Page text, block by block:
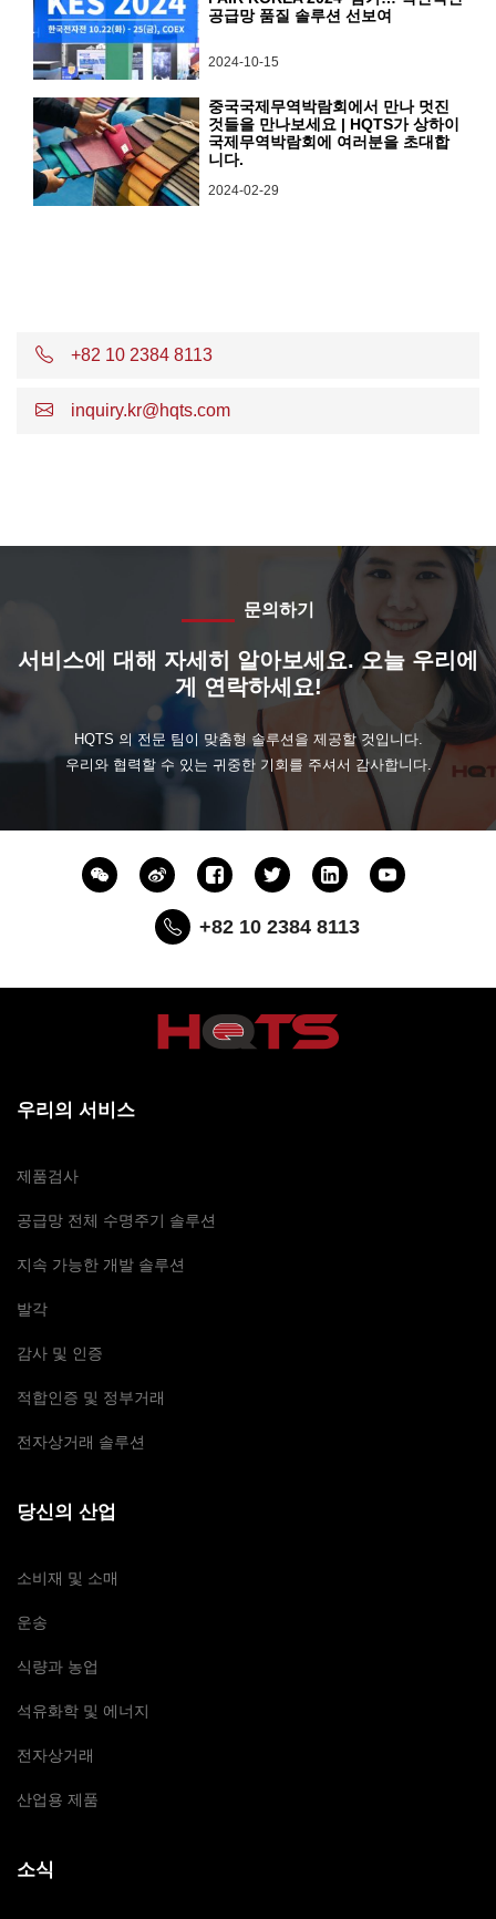
공급망 품질 솔루션 선보여
2024-10-15
중국국제무역박람회에서 만나 멋진
것들을 만나보세요 | HQTS가 상하이
국제무역박람회에 여러분을 초대합
니다.
2024-02-29
+82 10 2384 8113
inquiry.kr@hqts.com
문의하기
서비스에 대해 자세히 알아보세요. 오늘 우리에
게 연락하세요!
HQTS 의 전문 팀이 맞춤형 솔루션을 제공할 것입니다.
우리와 협력할 수 있는 귀중한 기회를 주셔서 감사합니다.
+82 10 2384 8113
우리의 서비스
제품검사
공급망 전체 수명주기 솔루션
지속 가능한 개발 솔루션
발각
감사 및 인증
적합인증 및 정부거래
전자상거래 솔루션
당신의 산업
소비재 및 소매
운송
식량과 농업
석유화학 및 에너지
전자상거래
산업용 제품
소식